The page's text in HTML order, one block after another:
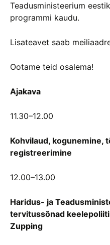
Teadusministeerium
programmi kaudu.
Lisateavet saab
Ootame teid osalema!
Ajakava
11.30–12.00
Kohvilaud, kogunemine,
registreerimine
12.00–13.00
Haridus- ja
tervitussõnad
Zupping